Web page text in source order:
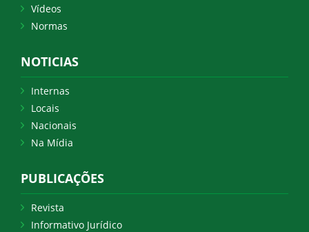
Vídeos
Normas
NOTICIAS
Internas
Locais
Nacionais
Na Mídia
PUBLICAÇÕES
Revista
Informativo Jurídico